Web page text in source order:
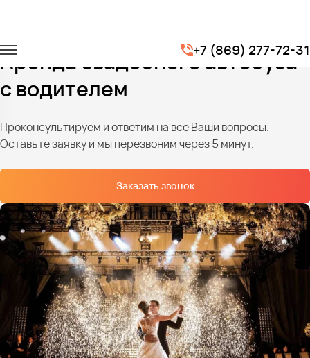
+7 (869) 277-72-31
Транспорт на свадьбу
Аренда свадебного автобуса
с водителем
Проконсультируем и ответим на все Ваши вопросы.
Оставьте заявку и мы перезвоним через 5 минут.
Заказать звонок